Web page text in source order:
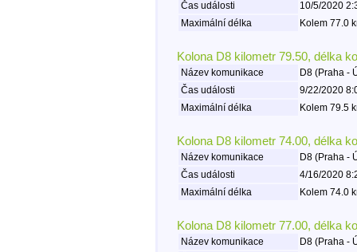
Čas události
10/5/2020
Maximální délka
Kolem 77.0
Kolona D8 kilometr 79.50, délka
Název komunikace
D8 (Praha -
Čas události
9/22/2020
Maximální délka
Kolem 79.5
Kolona D8 kilometr 74.00, délka
Název komunikace
D8 (Praha -
Čas události
4/16/2020
Maximální délka
Kolem 74.0
Kolona D8 kilometr 77.00, délka
Název komunikace
D8 (Praha -